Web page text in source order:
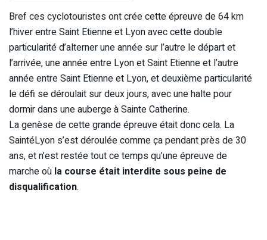
Bref ces cyclotouristes ont crée cette épreuve de 64 km
l’hiver entre Saint Etienne et Lyon avec cette double
particularité d’alterner une année sur l’autre le départ et
l’arrivée, une année entre Lyon et Saint Etienne et l’autre
année entre Saint Etienne et Lyon, et deuxième particularité
le défi se déroulait sur deux jours, avec une halte pour
dormir dans une auberge à Sainte Catherine.
La genèse de cette grande épreuve était donc cela. La
SaintéLyon s’est déroulée comme ça pendant près de 30
ans, et n’est restée tout ce temps qu’une épreuve de
marche où la course était interdite sous peine de
disqualification.